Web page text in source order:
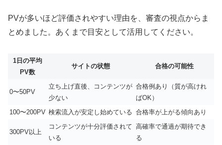
PVが多いほど評価されやすい理由を、審査の視点からま
とめました。あくまで目安として活用してください。
1日の平均
PV数
サイトの状態 合格の可能性
0〜50PV
立ち上げ直後、コンテンツが
少ない
合格例あり（質が高けれ
ばOK）
100〜200PV 検索流入が安定し始めている 合格率が上がる傾向あり
300PV以上
コンテンツが十分評価されて
いる
高確率で通過が期待でき
る